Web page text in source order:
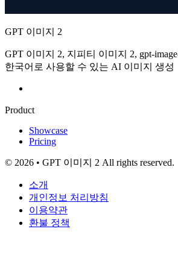
GPT 이미지 2
GPT 이미지 2, 지피티 이미지 2, gpt-
한국어로 사용할 수 있는 AI 이미지 생성
Product
Showcase
Pricing
© 2026 • GPT 이미지 2 All rights reserved.
소개
개인정보 처리방침
이용약관
환불 정책